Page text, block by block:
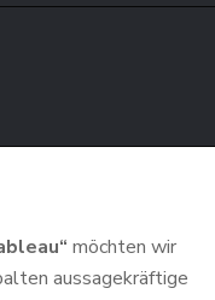
möchten wir
aussagekräftige